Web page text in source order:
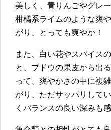
美しく、青りんごやグレ
柑橘系ライムのような爽
がり、とっても爽やか！
また、白い花やスパイス
と、ブドウの果皮から出
って、爽やかさの中に複
がり、ただサッパリして
くバランスの良い深みも